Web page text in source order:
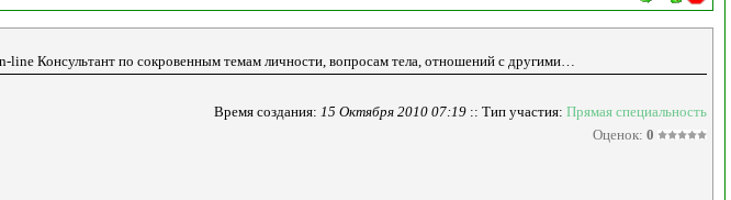
line Консультант по сокровенным темам личности, вопросам тела, отношений с другими…
Время создания: 15 Октября 2010 07:19 :: Тип участия: Прямая специальность
Оценок: 0